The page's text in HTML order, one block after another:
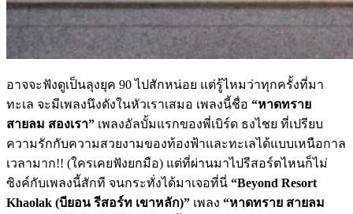
อาจจะฟังดูเป็นลุงยุค 90 ไปสักหน่อย แต่รู้ไหมว่าทุกครั้งที่มา
ทะเล จะมีเพลงนึงดังในหัวเราเสมอ เพลงนี้ชื่อ “หาดทราย
สายลม สองเรา” เพลงอัลบั้มแรกของพี่เบิร์ด ธงไชย ที่เปรียบ
ความรักกับความสวยงามของท้องฟ้าและทะเลได้แบบเหนือกาล
เวลามาก!! (ใครเคยฟังยกมือ) แต่ที่ผ่านมาไปรีสอร์ตไหนก็ไม่
ซิงค์กับเพลงนี้สักที จนกระทั่งได้มาเจอที่นี่ “Beyond Resort
Khaolak (บียอน รีสอร์ท เขาหลัก)” เพลง “หาดทราย สายลม